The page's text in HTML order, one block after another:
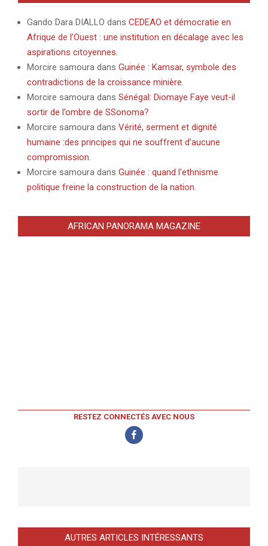
Gando Dara DIALLO dans CEDEAO et démocratie en
Afrique de l’Ouest : une institution en décalage avec les
aspirations citoyennes.
Morcire samoura dans Guinée : Kamsar, symbole des
contradictions de la croissance minière.
Morcire samoura dans Sénégal: Diomaye Faye veut-il
sortir de l’ombre de SSonoma?
Morcire samoura dans Vérité, serment et dignité
humaine :des principes qui ne souffrent d’aucune
compromission.
Morcire samoura dans Guinée : quand l’ethnisme
politique freine la construction de la nation.
AFRICAN PANORAMA MAGAZINE
RESTEZ CONNECTÉS AVEC NOUS
AUTRES ARTICLES INTÉRESSANTS